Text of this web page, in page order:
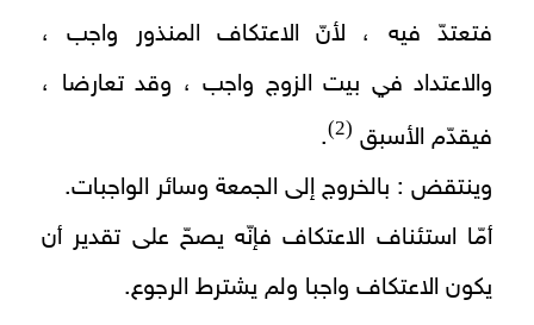
فتعتدّ فيه ، لأنّ الاعتكاف المنذور واجب ،
والاعتداد في بيت الزوج واجب ، وقد تعارضا ،
فيقدّم الأسبق (2)
.
وينتقض : بالخروج إلى الجمعة وسائر الواجبات.
أمّا استئناف الاعتكاف فإنّه يصحّ على تقدير أن
يكون الاعتكاف واجبا ولم يشترط الرجوع.